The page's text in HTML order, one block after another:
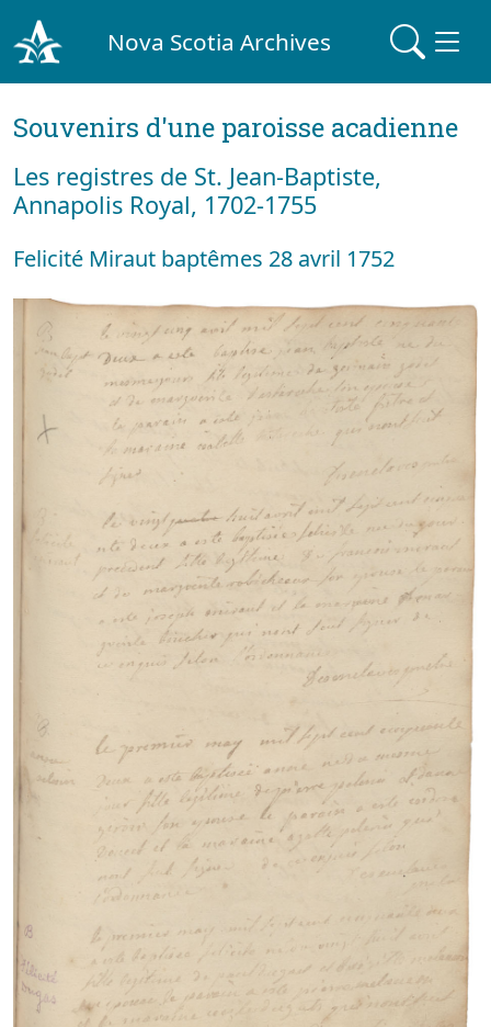
Nova Scotia Archives
Souvenirs d'une paroisse acadienne
Les registres de St. Jean-Baptiste,
Annapolis Royal, 1702-1755
Felicité Miraut baptêmes 28 avril 1752